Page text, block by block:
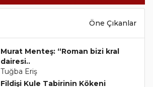
Öne Çıkanlar
Murat Menteş: “Roman bizi kral
dairesi..
Tuğba Eriş
Fildişi Kule Tabirinin Kökeni